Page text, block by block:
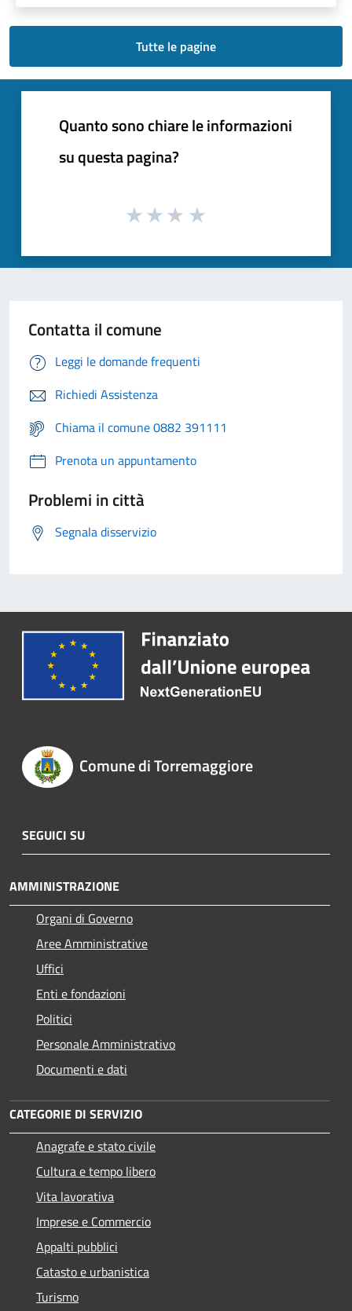
Tutte le pagine
Quanto sono chiare le informazioni
su questa pagina?
Contatta il comune
Leggi le domande frequenti
Richiedi Assistenza
Chiama il comune 0882 391111
Prenota un appuntamento
Problemi in città
Segnala disservizio
Comune di Torremaggiore
SEGUICI SU
AMMINISTRAZIONE
Organi di Governo
Aree Amministrative
Uffici
Enti e fondazioni
Politici
Personale Amministrativo
Documenti e dati
CATEGORIE DI SERVIZIO
Anagrafe e stato civile
Cultura e tempo libero
Vita lavorativa
Imprese e Commercio
Appalti pubblici
Catasto e urbanistica
Turismo